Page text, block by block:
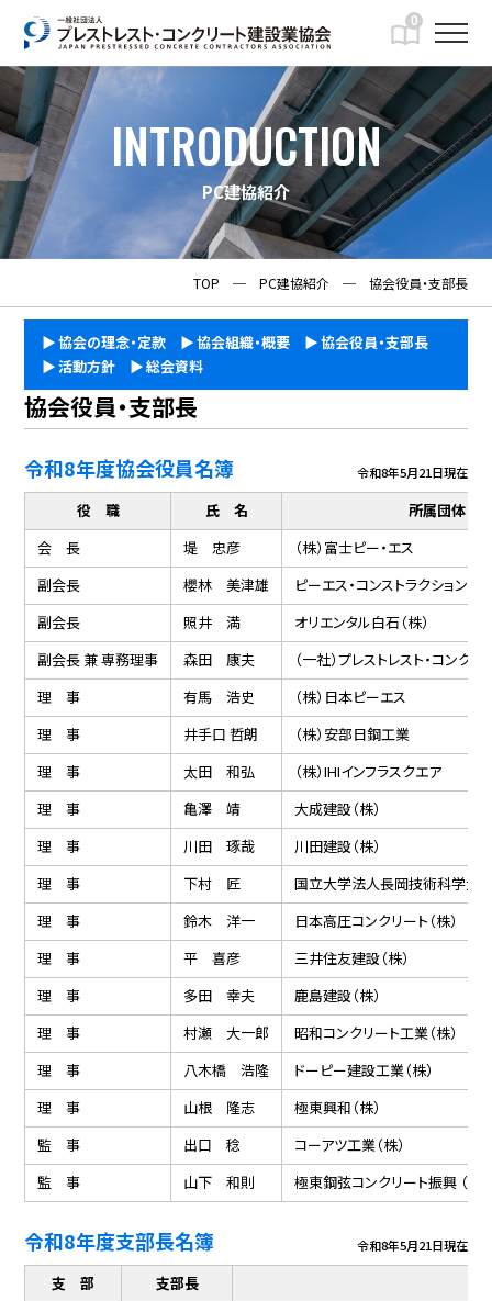
0
INTRODUCTION
PC建協紹介
TOP ─ PC建協紹介 ─ 協会役員・支部長
協会の理念・定款 協会組織・概要
協会役員・支部長
活動方針
総会資料
協会役員・支部長
令和8年度協会役員名簿 令和8年5月21日現在
役 職 氏 名
所属団体
会 長
堤 忠彦
（株）富士ピー・エス
副会長
櫻林 美津雄
ピーエス・コンストラクション（株
副会長
照井 満
オリエンタル白石（株）
副会長 兼 専務理事
森田 康夫
（一社）プレストレスト・コンク
理 事
有⾺ 浩史
（株）⽇本ピーエス
理 事
井手口 哲朗
（株）安部日鋼工業
理 事
太田 和弘
（株）IHIインフラスクエア
理 事
亀澤 靖
大成建設（株）
理 事
川田 琢哉
川田建設（株）
理 事
下村 匠
国立大学法人長岡技術科学大
理 事
鈴木 洋一
日本高圧コンクリート（株）
理 事
平 喜彦
三井住友建設（株）
理 事
多田 幸夫
鹿島建設（株）
理 事
村瀬 大一郎
昭和コンクリート工業（株）
理 事
八木橋 浩隆
ドーピー建設工業（株）
理 事
山根 隆志
極東興和（株）
監 事
出口 稔
コーアツ工業（株）
監 事
山下 和則 極東鋼弦コンクリート振興 （株）
令和8年度支部長名簿 令和8年5月21日現在
支 部 支部長